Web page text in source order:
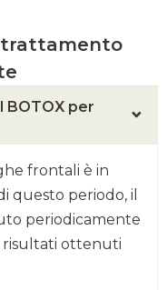
trattamento
per
frontali è in
questo periodo, il
periodicamente
risultati ottenuti